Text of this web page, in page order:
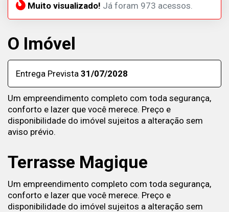
Muito visualizado! Já foram 973 acessos.
O Imóvel
Entrega Prevista 31/07/2028
Um empreendimento completo com toda segurança,
conforto e lazer que você merece. Preço e
disponibilidade do imóvel sujeitos a alteração sem
aviso prévio.
Terrasse Magique
Um empreendimento completo com toda segurança,
conforto e lazer que você merece. Preço e
disponibilidade do imóvel sujeitos a alteração sem